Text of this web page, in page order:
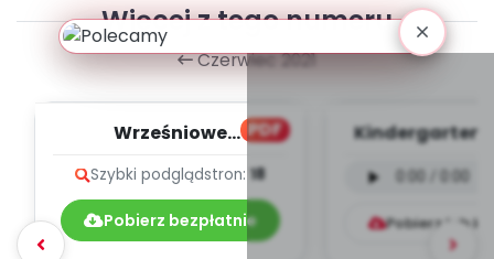
Więcej z tego numeru
Czerwiec 2021
PDF
Wrześniowe
piosenek
Szybki podglądstron: 18
Pobierz bezpłatnie
Kindergarten
(PD,
Pobierz lub